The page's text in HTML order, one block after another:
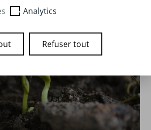
Analytics
Refuser tout